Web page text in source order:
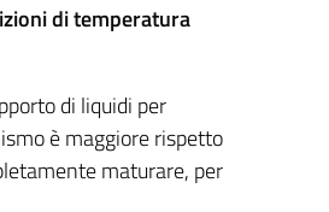
di temperatura
di liquidi per
è maggiore rispetto
maturare, per